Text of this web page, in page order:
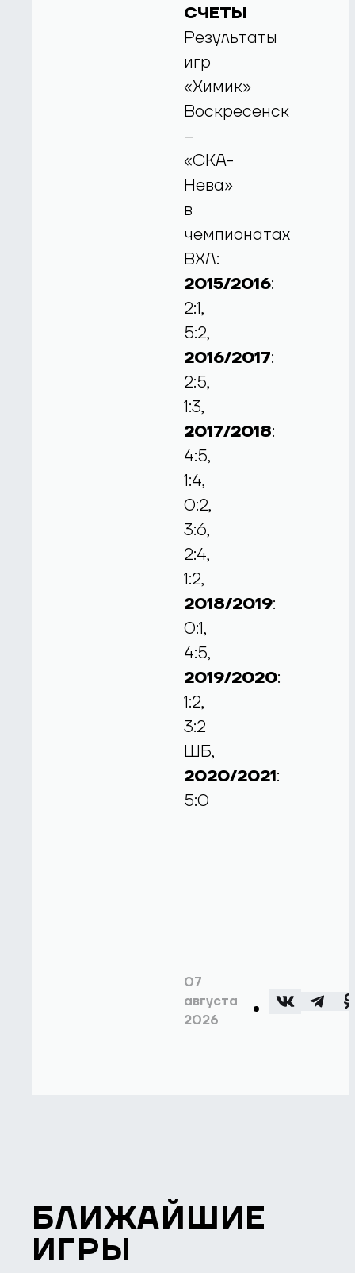
СЧЕТЫ
Результаты
игр
«Химик»
Воскресенск
–
«СКА-
Нева»
в
чемпионатах
ВХЛ:
2015/2016:
2:1,
5:2,
2016/2017:
2:5,
1:3,
2017/2018:
4:5,
1:4,
0:2,
3:6,
2:4,
1:2,
2018/2019:
0:1,
4:5,
2019/2020:
1:2,
3:2
ШБ,
2020/2021:
5:0
07
августа
2026
БЛИЖАЙШИЕ
ИГРЫ